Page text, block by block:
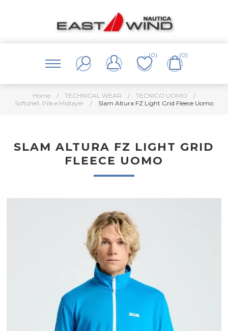
(0) (0)
Home / TECHNICAL WEAR / TECNICO UOMO
/
Softshell, Pile e Midlayer
/ Slam Altura FZ Light Grid Fleece Uomo
SLAM ALTURA FZ LIGHT GRID
FLEECE UOMO